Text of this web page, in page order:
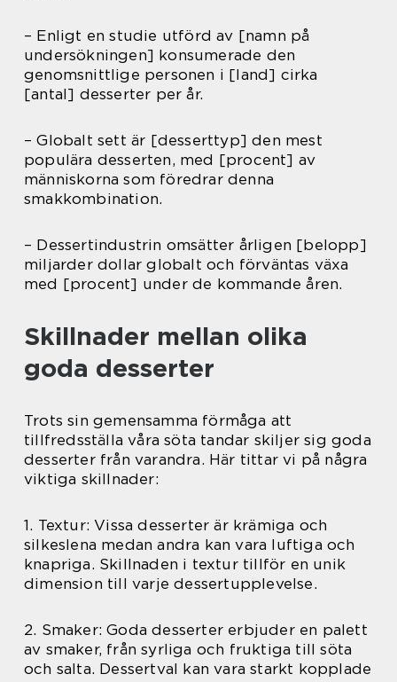
– Enligt en studie utförd av [namn på
undersökningen] konsumerade den
genomsnittlige personen i [land] cirka
[antal] desserter per år.
– Globalt sett är [desserttyp] den mest
populära desserten, med [procent] av
människorna som föredrar denna
smakkombination.
– Dessertindustrin omsätter årligen [belopp]
miljarder dollar globalt och förväntas växa
med [procent] under de kommande åren.
Skillnader mellan olika
goda desserter
Trots sin gemensamma förmåga att
tillfredsställa våra söta tandar skiljer sig goda
desserter från varandra. Här tittar vi på några
viktiga skillnader:
1. Textur: Vissa desserter är krämiga och
silkeslena medan andra kan vara luftiga och
knapriga. Skillnaden i textur tillför en unik
dimension till varje dessertupplevelse.
2. Smaker: Goda desserter erbjuder en palett
av smaker, från syrliga och fruktiga till söta
och salta. Dessertval kan vara starkt kopplade